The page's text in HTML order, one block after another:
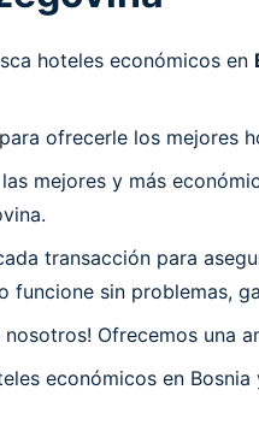
hoteles económicos en
ofrecerle los mejores
mejores y más
transacción para
sin problemas,
Ofrecemos una
económicos en